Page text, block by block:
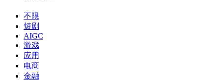
不限
短剧
AIGC
游戏
应用
电商
金融